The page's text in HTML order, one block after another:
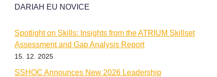
DARIAH EU NOVICE
Spotlight on Skills: Insights from the ATRIUM Skillset
Assessment and Gap Analysis Report
15. 12. 2025
SSHOC Announces New 2026 Leadership